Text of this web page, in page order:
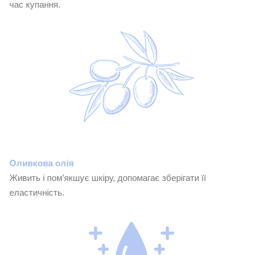
час купання.
Оливкова олія
Живить і пом’якшує шкіру, допомагає зберігати її
еластичність.